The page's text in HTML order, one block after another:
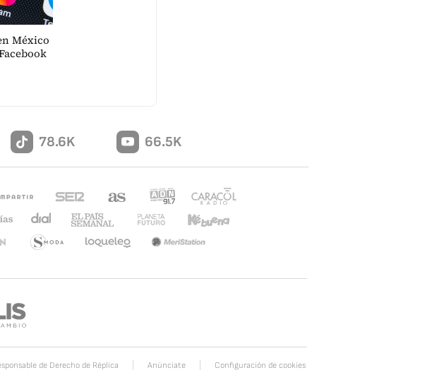
México
78.6K 66.5K
de Derecho de Réplica Anúnciate Configuración de cookies